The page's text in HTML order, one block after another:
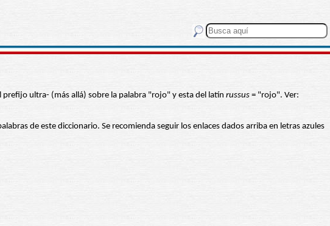
ultra- (más allá) sobre la palabra "rojo" y esta del latín russus = "rojo". Ver:
de este diccionario. Se recomienda seguir los enlaces dados arriba en letras azules